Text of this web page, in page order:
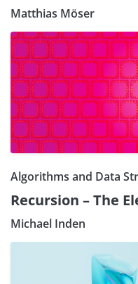
Matthias Möser
Algorithms and Data
Recursion – The
Michael Inden